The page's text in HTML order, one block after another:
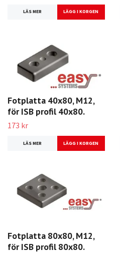
LÄS MER
Fotplatta 40x80, M12,
för ISB profil 40x80.
173 kr
LÄS MER
Fotplatta 80x80, M12,
för ISB profil 80x80.